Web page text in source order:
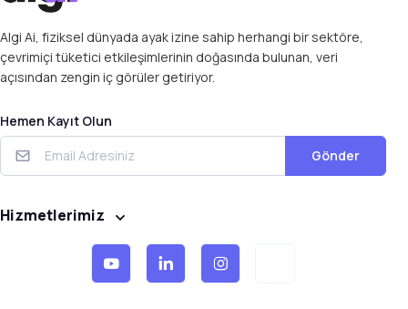
Algi Ai, fiziksel dünyada ayak izine sahip herhangi bir sektöre,
çevrimiçi tüketici etkileşimlerinin doğasında bulunan, veri
açısından zengin iç görüler getiriyor.
Hemen Kayıt Olun
Gönder
Hizmetlerimiz